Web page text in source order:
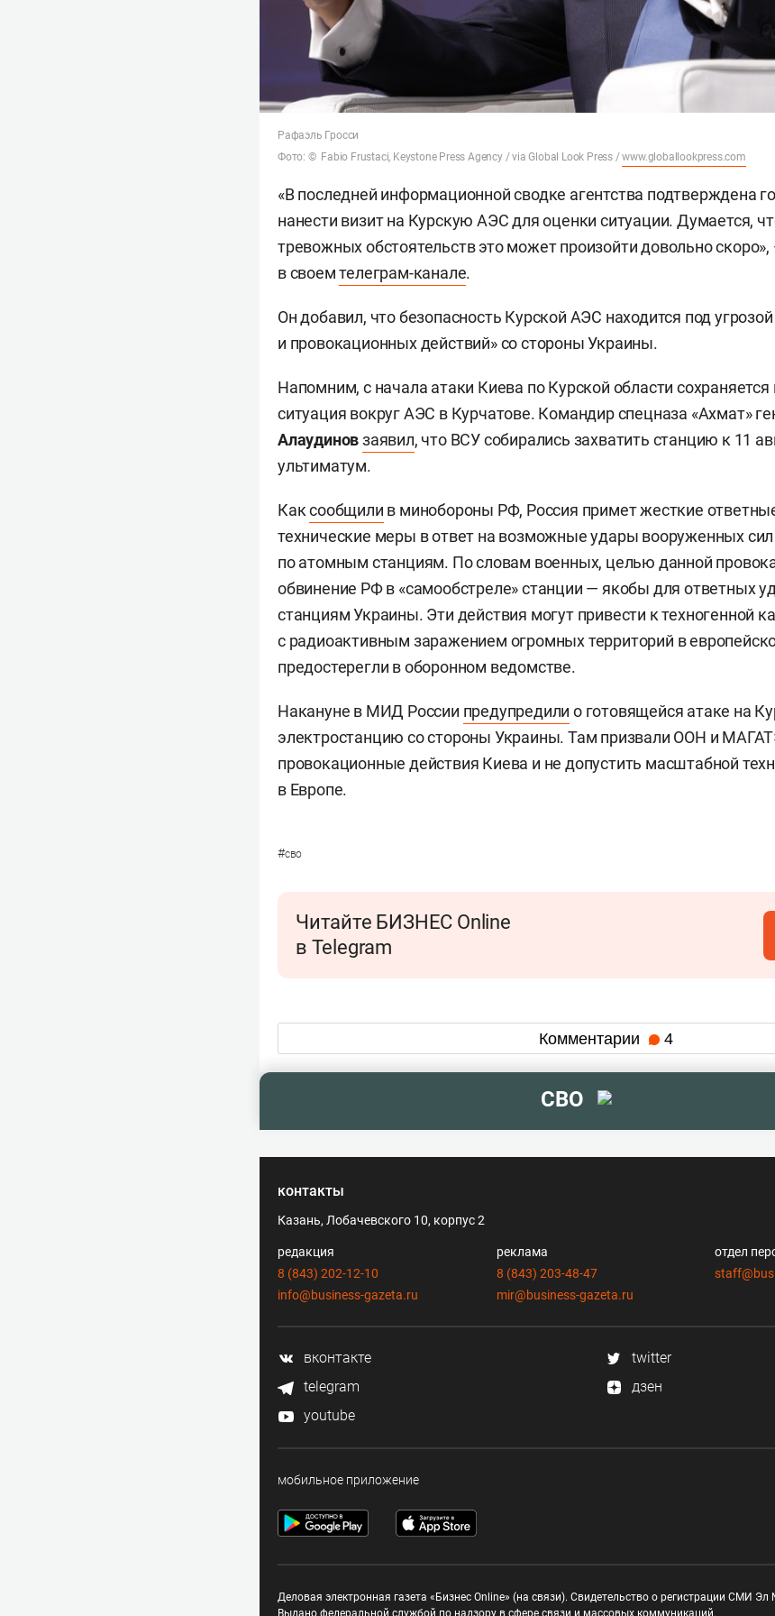
Рафаэль Гросси
Фото: © Fabio Frustaci, Keystone Press Agency / via Global Look Press /www.globallookpress.com
«В последней информационной сводке агентства подтверждена
нанести визит на Курскую АЭС для оценки ситуации. Думается,
тревожных обстоятельств это может произойти довольно
в своемтелеграм-канале.
Он добавил, что безопасность Курской АЭС находится под
и провокационных действий» со стороны Украины.
Напомним, с начала атаки Киева по Курской области
ситуация вокруг АЭС в Курчатове. Командир спецназа «Ахмат»
Алаудиновзаявил, что ВСУ собирались захватить станцию к 11
ультиматум.
Каксообщили в минобороны РФ, Россия примет жесткие
технические меры в ответ на возможные удары вооруженных
по атомным станциям. По словам военных, целью данной
обвинение РФ в «самообстреле» станции — якобы для ответных
станциям Украины. Эти действия могут привести к техногенной
с радиоактивным заражением огромных территорий в
предостерегли в оборонном ведомстве.
Накануне в МИД России предупредили о готовящейся атаке на
электростанцию со стороны Украины. Там призвали ООН и
провокационные действия Киева и не допустить масштабной
в Европе.
#сво
Читайте БИЗНЕС Online
в Telegram
Комментарии 4
СВО
контакты
Казань, Лобачевского 10, корпус 2
редакция
8 (843) 202-12-10
info@business-gazeta.ru
реклама
8 (843) 203-48-47
mir@business-gazeta.ru
отдел
вконтакте
twitter
telegram
дзен
youtube
мобильное приложение
Деловая электронная газета «Бизнес Online» (на связи). Свидетельство о регистрации СМИ
Выдано федеральной службой по надзору в сфере связи и массовых коммуникаций.